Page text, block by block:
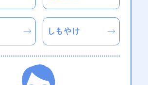
しもやけ